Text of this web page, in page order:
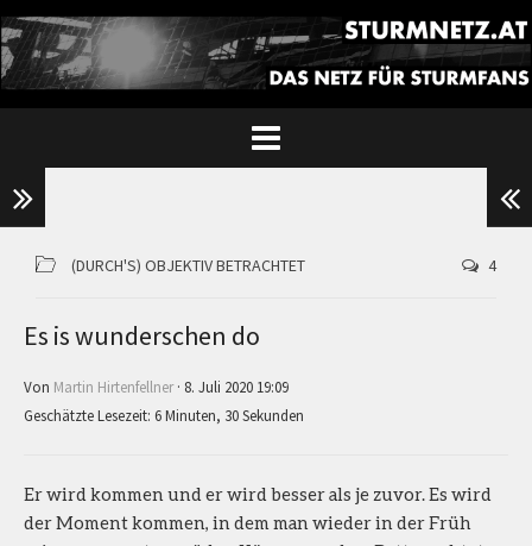
(DURCH'S) OBJEKTIV BETRACHTET 4
Es is wunderschen do
Von Martin Hirtenfellner· 8. Juli 2020 19:09
Geschätzte Lesezeit: 6 Minuten, 30 Sekunden
Er wird kommen und er wird besser als je zuvor. Es wird
der Moment kommen, in dem man wieder in der Früh